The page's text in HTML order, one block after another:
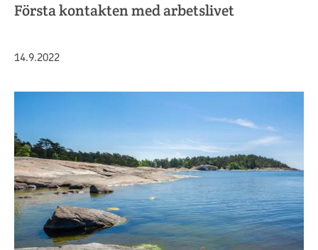
Första kontakten med arbetslivet
Julkaistu
14.9.2022